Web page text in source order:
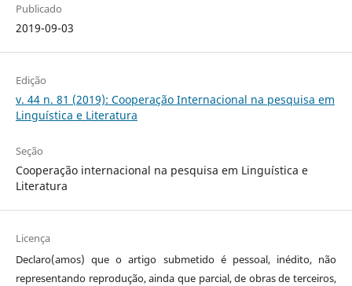
Publicado
2019-09-03
Edição
v. 44 n. 81 (2019): Cooperação Internacional na pesquisa em
Linguística e Literatura
Seção
Cooperação internacional na pesquisa em Linguística e
Literatura
Licença
Declaro(amos) que o artigo submetido é pessoal, inédito, não
representando reprodução, ainda que parcial, de obras de terceiros,